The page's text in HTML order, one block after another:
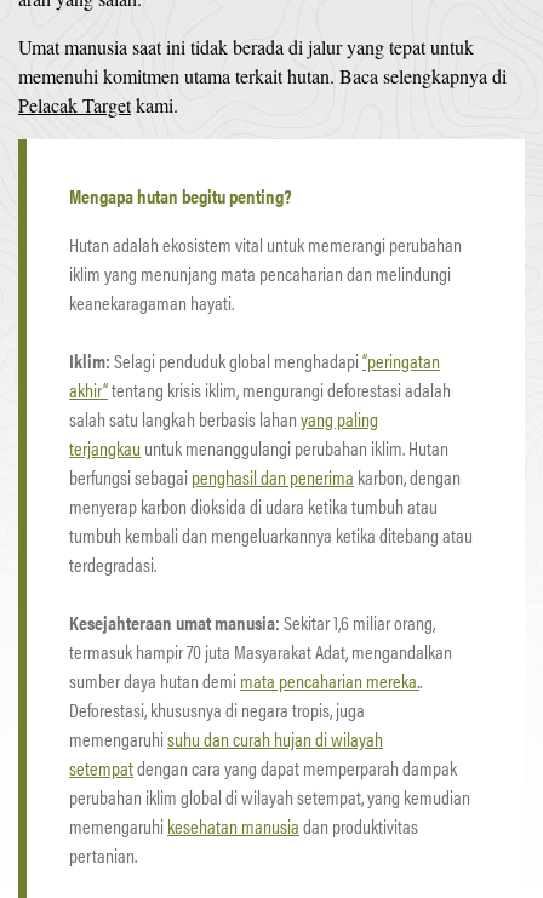
Umat manusia saat ini tidak berada di jalur yang tepat untuk
memenuhi komitmen utama terkait hutan. Baca selengkapnya di
Pelacak Targetkami.
Mengapa hutan begitu penting?
Hutan adalah ekosistem vital untuk memerangi perubahan
iklim yang menunjang mata pencaharian dan melindungi
keanekaragaman hayati.
Iklim:Selagi penduduk global menghadapi“peringatan
akhir“tentang krisis iklim, mengurangi deforestasi adalah
salah satu langkah berbasis lahanyang paling
terjangkau untuk menanggulangi perubahan iklim. Hutan
berfungsi sebagai penghasil dan penerima karbon, dengan
menyerap karbon dioksida di udara ketika tumbuh atau
tumbuh kembali dan mengeluarkannya ketika ditebang atau
terdegradasi.
Kesejahteraan umat manusia:Sekitar 1,6 miliar orang,
termasuk hampir 70 juta Masyarakat Adat, mengandalkan
sumber daya hutan demi mata pencaharian mereka..
Deforestasi, khususnya di negara tropis, juga
memengaruhisuhu dan curah hujan di wilayah
setempatdengan cara yang dapat memperparah dampak
perubahan iklim global di wilayah setempat, yang kemudian
memengaruhi kesehatan manusiadan produktivitas
pertanian.